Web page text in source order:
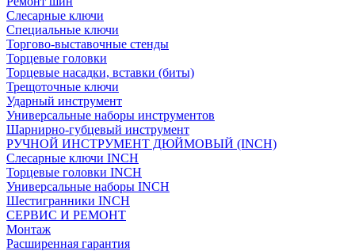
Слесарные ключи
Специальные ключи
Торгово-выставочные стенды
Торцевые головки
Торцевые насадки, вставки (биты)
Трещоточные ключи
Ударный инструмент
Универсальные наборы инструментов
Шарнирно-губцевый инструмент
РУЧНОЙ ИНСТРУМЕНТ ДЮЙМОВЫЙ (INCH)
Слесарные ключи INCH
Торцевые головки INCH
Универсальные наборы INCH
Шестигранники INCH
СЕРВИС И РЕМОНТ
Монтаж
Расширенная гарантия